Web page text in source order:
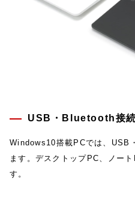
USB・Bluetooth接
Windows10搭載PCでは、USB
ます。デスクトップPC、ノー
す。